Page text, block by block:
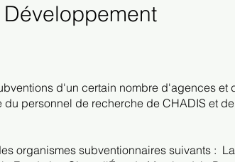
d'un certain nombre d'agences et
personnel de recherche de CHADIS et
organismes subventionnaires suivants :